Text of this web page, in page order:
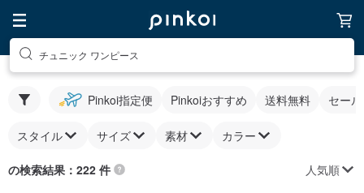
チュニック ワンピース
Pinkoi指定便 Pinkoiおすすめ 送料無料 セー
スタイル サイズ 素材 カラー
の検索結果：222 件 人気順